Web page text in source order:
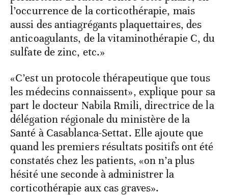
l’occurrence de la corticothérapie, mais
aussi des antiagrégants plaquettaires, des
anticoagulants, de la vitaminothérapie C, du
sulfate de zinc, etc.»
«C’est un protocole thérapeutique que tous
les médecins connaissent», explique pour sa
part le docteur Nabila Rmili, directrice de la
délégation régionale du ministère de la
Santé à Casablanca-Settat. Elle ajoute que
quand les premiers résultats positifs ont été
constatés chez les patients, «on n’a plus
hésité une seconde à administrer la
corticothérapie aux cas graves».